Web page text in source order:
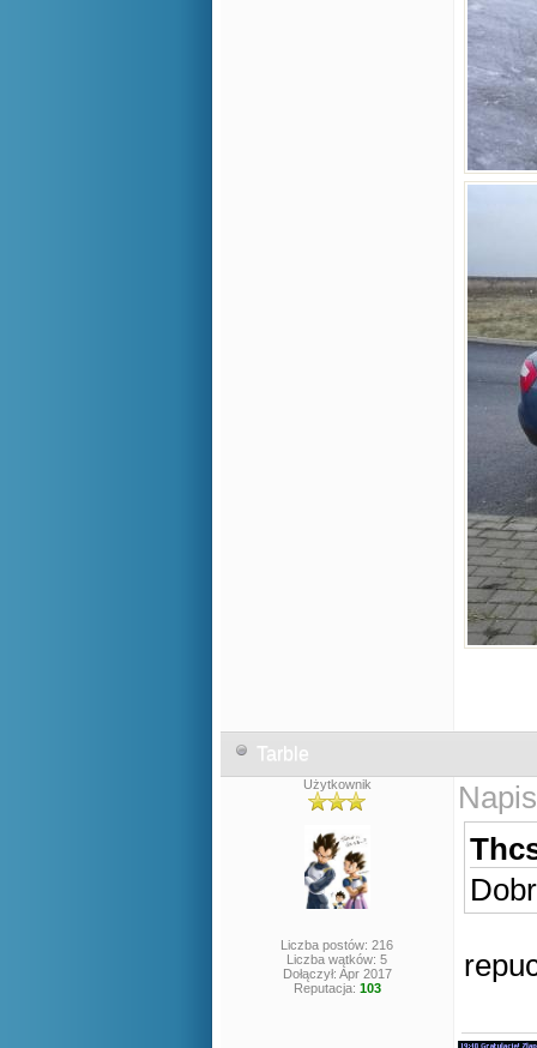
Tarble
Użytkownik
Liczba postów: 216
Liczba wątków: 5
Dołączył: Apr 2017
Reputacja: 103